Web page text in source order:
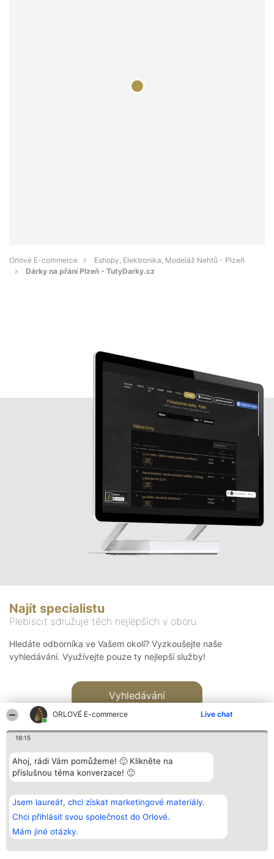
ORLOVÉ E-commerce Live chat
16:15
Ahoj, rádi Vám pomůžeme! 🙂 Klikněte na
příslušnou téma konverzace! 🙂
Jsem laureát, chci získat marketingové materiály.
Chci přihlásit svou společnost do Orlové.
Mám jiné otázky.
Orlové E-commerce
Eshopy, Elektronika, Modeláž Nehtů - Plzeň
Dárky na přání Plzeň - TutyDarky.cz
Najít specialistu
Plebiscit sdružuje těch nejlepších v oboru
Hledáte odborníka ve Vašem okolí? Vyzkoušejte naše
vyhledávání. Využívejte pouze ty nejlepší služby!
Vyhledávání
Bright Side Solutions sp. z o.
o. sp. k.
ul. Ruska 22
Wrocław 50-079
KRS 0000749100 | Regon
381313360 | NIP 8943132676
Vítězové
Seznam všech
laureátů
Zásady
Zásady
Kontakt